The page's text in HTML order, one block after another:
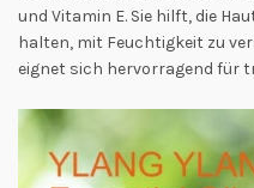
und Vitamin E. Sie hilft, die
halten, mit Feuchtigkeit zu
eignet sich hervorragend für